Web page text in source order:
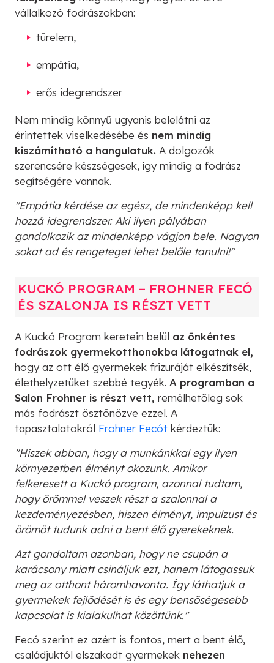
vállalkozó fodrászokban:
türelem,
empátia,
erős idegrendszer
Nem mindig könnyű ugyanis belelátni az
érintettek viselkedésébe és nem mindig
kiszámítható a hangulatuk. A dolgozók
szerencsére készségesek, így mindig a fodrász
segítségére vannak.
"Empátia kérdése az egész, de mindenképp kell
hozzá idegrendszer. Aki ilyen pályában
gondolkozik az mindenképp vágjon bele. Nagyon
sokat ad és rengeteget lehet belőle tanulni!"
KUCKÓ PROGRAM – FROHNER FECÓ
ÉS SZALONJA IS RÉSZT VETT
A Kuckó Program keretein belül az önkéntes
fodrászok gyermekotthonokba látogatnak el,
hogy az ott élő gyermekek frizuráját elkészítsék,
élethelyzetüket szebbé tegyék. A programban a
Salon Frohner is részt vett, remélhetőleg sok
más fodrászt ösztönözve ezzel. A
tapasztalatokról Frohner Fecót kérdeztük:
"Hiszek abban, hogy a munkánkkal egy ilyen
környezetben élményt okozunk. Amikor
felkeresett a Kuckó program, azonnal tudtam,
hogy örömmel veszek részt a szalonnal a
kezdeményezésben, hiszen élményt, impulzust és
örömöt tudunk adni a bent élő gyerekeknek.
Azt gondoltam azonban, hogy ne csupán a
karácsony miatt csináljuk ezt, hanem látogassuk
meg az otthont háromhavonta. Így láthatjuk a
gyermekek fejlődését is és egy bensőségesebb
kapcsolat is kialakulhat közöttünk."
Fecó szerint ez azért is fontos, mert a bent élő,
családjuktól elszakadt gyermekek nehezen